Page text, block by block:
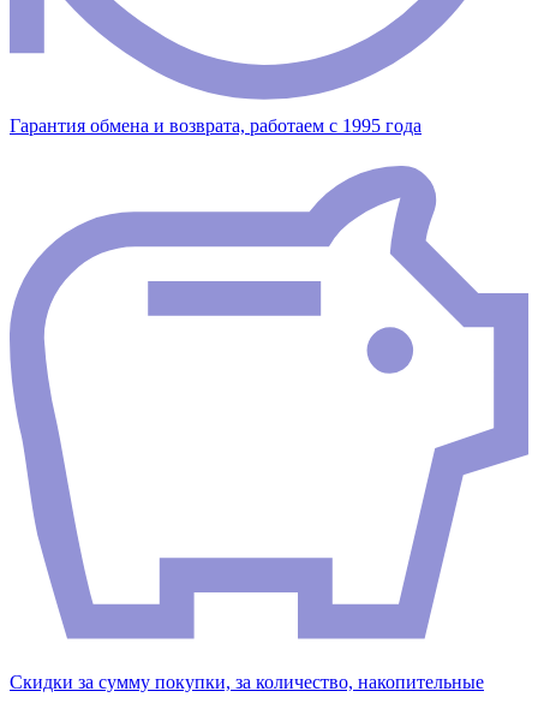
Гарантия обмена и возврата, работаем с 1995 года
Скидки за сумму покупки, за количество, накопительные